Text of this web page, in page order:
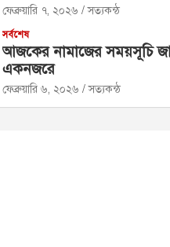
ফেব্রুয়ারি ৭, ২০২৬ সত্যকন্ঠ
সর্বশেষ
আজকের নামাজের সময়সূচি
একনজরে
ফেব্রুয়ারি ৬, ২০২৬ সত্যকন্ঠ